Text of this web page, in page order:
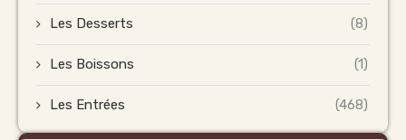
Les Desserts (8)
Les Boissons (1)
Les Entrées (468)